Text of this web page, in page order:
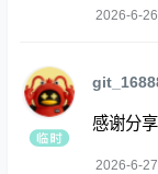
2026-6-
感谢分享
2026-6-